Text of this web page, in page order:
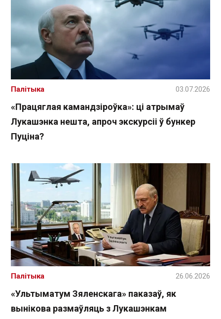
«Працяглая камандзіроўка»: ці атрымаў
Лукашэнка нешта, апроч экскурсіі ў бункер
Пуціна?
Палітыка 03.07.2026
«Ультыматум Зяленскага» паказаў, як
вынікова размаўляць з Лукашэнкам
Палітыка 26.06.2026